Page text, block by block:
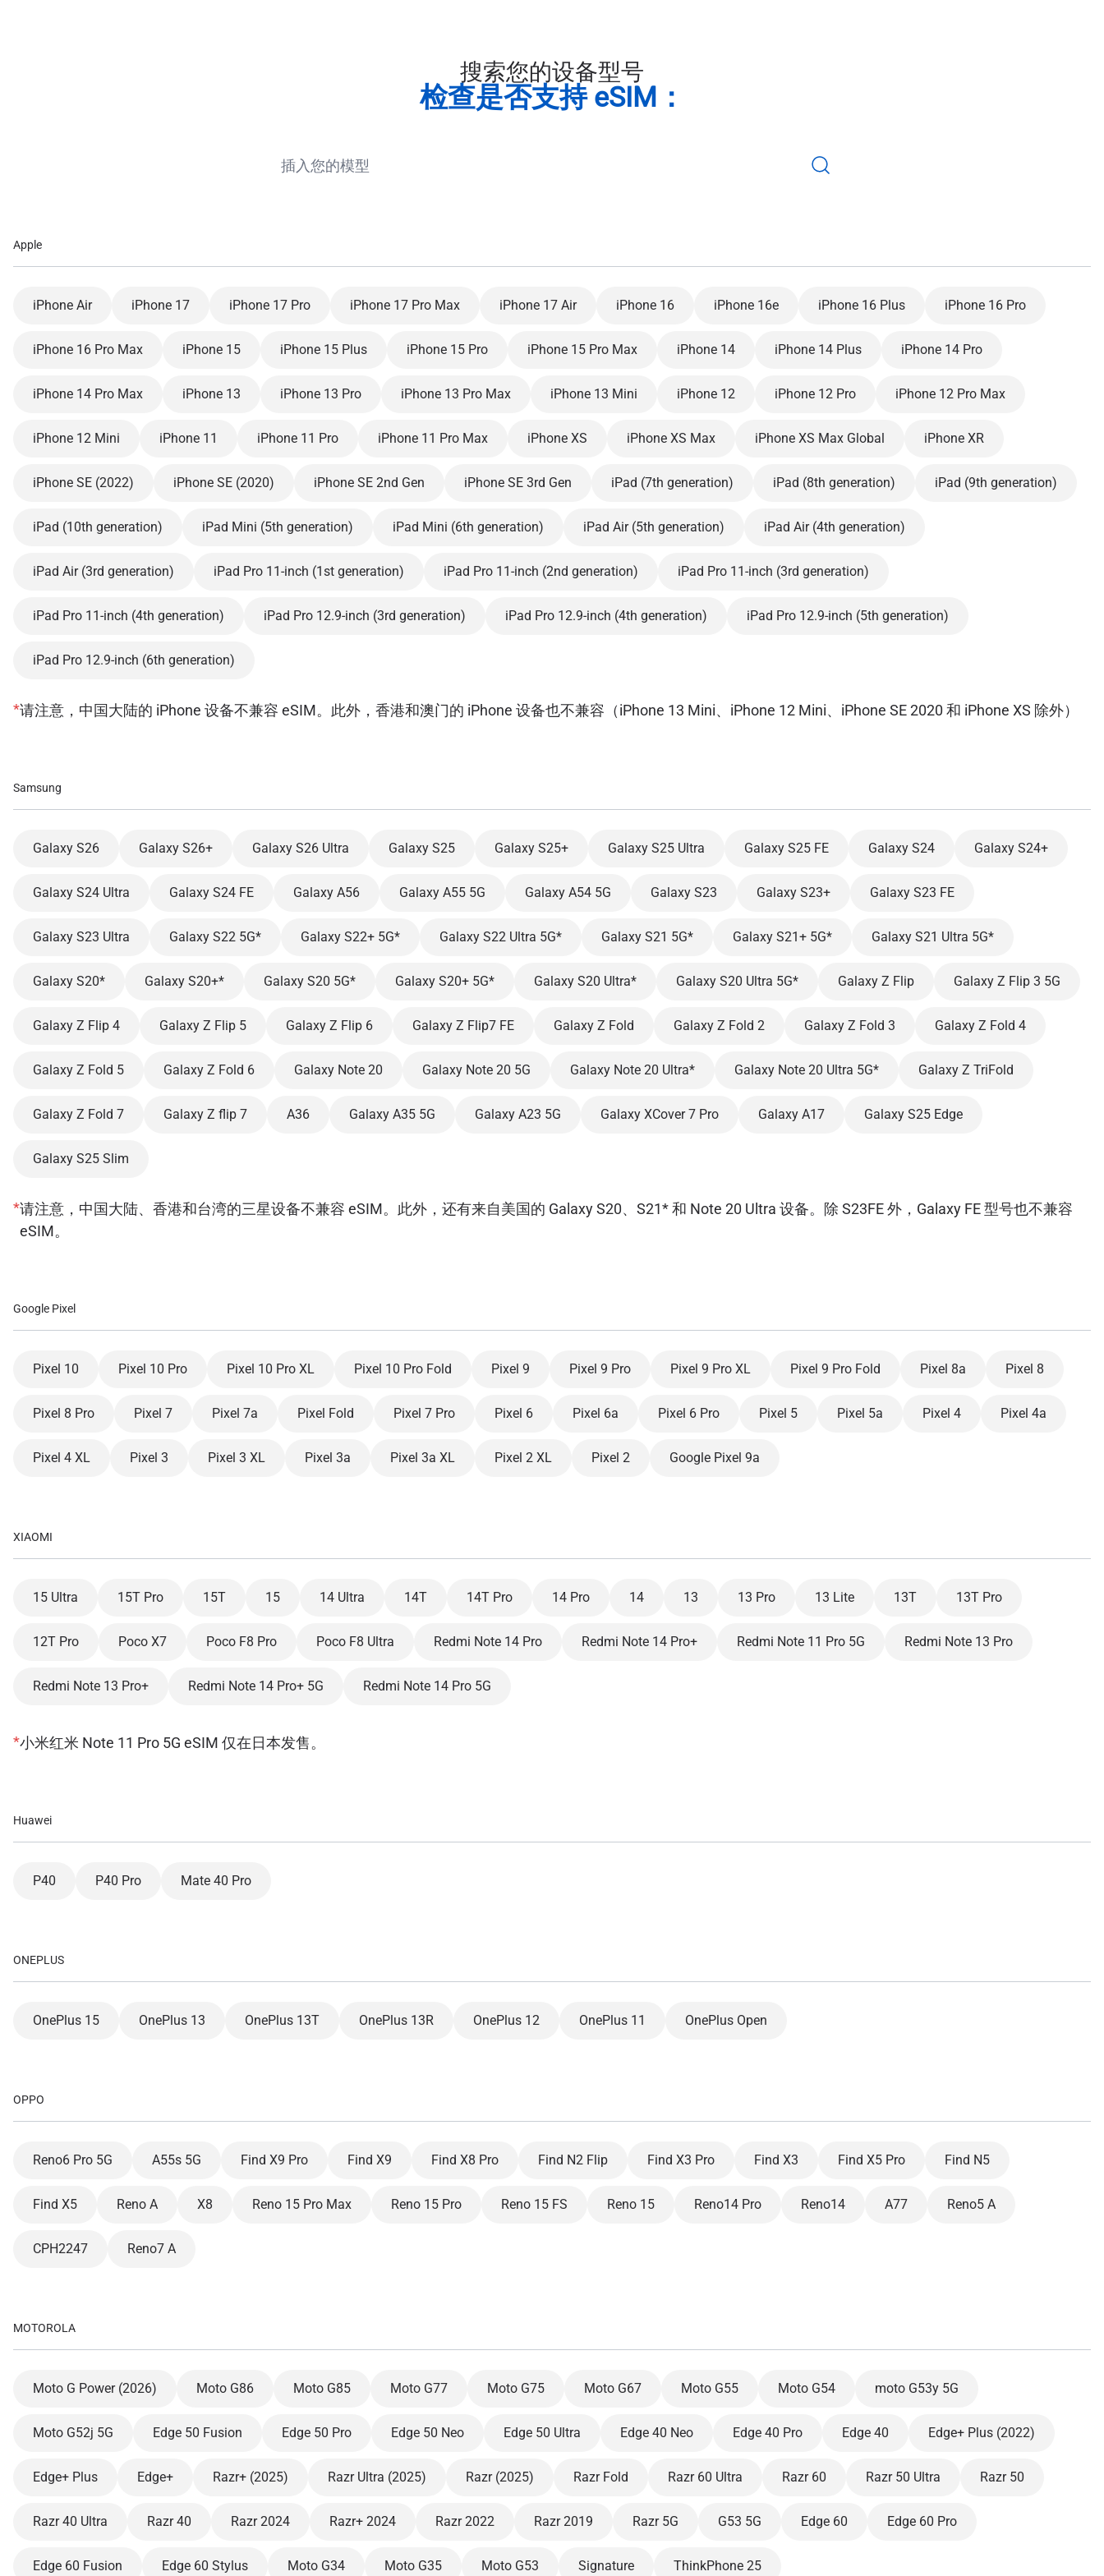
搜索您的设备型号
检查是否支持 eSIM：
Apple
iPhone Air iPhone 17 iPhone 17 Pro iPhone 17 Pro Max iPhone 17 Air iPhone 16 iPhone 16e iPhone 16 Plus iPhone 16 Pro
iPhone 16 Pro Max iPhone 15 iPhone 15 Plus iPhone 15 Pro iPhone 15 Pro Max iPhone 14 iPhone 14 Plus iPhone 14 Pro
iPhone 14 Pro Max iPhone 13 iPhone 13 Pro iPhone 13 Pro Max iPhone 13 Mini iPhone 12 iPhone 12 Pro iPhone 12 Pro Max
iPhone 12 Mini iPhone 11 iPhone 11 Pro iPhone 11 Pro Max iPhone XS iPhone XS Max iPhone XS Max Global iPhone XR
iPhone SE (2022) iPhone SE (2020) iPhone SE 2nd Gen iPhone SE 3rd Gen iPad (7th generation) iPad (8th generation) iPad (9th generation)
iPad (10th generation) iPad Mini (5th generation) iPad Mini (6th generation) iPad Air (5th generation) iPad Air (4th generation)
iPad Air (3rd generation) iPad Pro 11-inch (1st generation) iPad Pro 11-inch (2nd generation) iPad Pro 11-inch (3rd generation)
iPad Pro 11-inch (4th generation) iPad Pro 12.9-inch (3rd generation) iPad Pro 12.9-inch (4th generation) iPad Pro 12.9-inch (5th generation)
iPad Pro 12.9-inch (6th generation)
*请注意，中国大陆的 iPhone 设备不兼容 eSIM。此外，香港和澳门的 iPhone 设备也不兼容（iPhone 13 Mini、iPhone 12 Mini、iPhone SE 2020 和 iPhone XS 除外）
Samsung
Galaxy S26 Galaxy S26+ Galaxy S26 Ultra Galaxy S25 Galaxy S25+ Galaxy S25 Ultra Galaxy S25 FE Galaxy S24 Galaxy S24+
Galaxy S24 Ultra Galaxy S24 FE Galaxy A56 Galaxy A55 5G Galaxy A54 5G Galaxy S23 Galaxy S23+ Galaxy S23 FE
Galaxy S23 Ultra Galaxy S22 5G* Galaxy S22+ 5G* Galaxy S22 Ultra 5G* Galaxy S21 5G* Galaxy S21+ 5G* Galaxy S21 Ultra 5G*
Galaxy S20* Galaxy S20+* Galaxy S20 5G* Galaxy S20+ 5G* Galaxy S20 Ultra* Galaxy S20 Ultra 5G* Galaxy Z Flip Galaxy Z Flip 3 5G
Galaxy Z Flip 4 Galaxy Z Flip 5 Galaxy Z Flip 6 Galaxy Z Flip7 FE Galaxy Z Fold Galaxy Z Fold 2 Galaxy Z Fold 3 Galaxy Z Fold 4
Galaxy Z Fold 5 Galaxy Z Fold 6 Galaxy Note 20 Galaxy Note 20 5G Galaxy Note 20 Ultra* Galaxy Note 20 Ultra 5G* Galaxy Z TriFold
Galaxy Z Fold 7 Galaxy Z flip 7 A36 Galaxy A35 5G Galaxy A23 5G Galaxy XCover 7 Pro Galaxy A17 Galaxy S25 Edge
Galaxy S25 Slim
*请注意，中国大陆、香港和台湾的三星设备不兼容 eSIM。此外，还有来自美国的 Galaxy S20、S21* 和 Note 20 Ultra 设备。除 S23FE 外，Galaxy FE 型号也不兼容
eSIM。
Google Pixel
Pixel 10 Pixel 10 Pro Pixel 10 Pro XL Pixel 10 Pro Fold Pixel 9 Pixel 9 Pro Pixel 9 Pro XL Pixel 9 Pro Fold Pixel 8a Pixel 8
Pixel 8 Pro Pixel 7 Pixel 7a Pixel Fold Pixel 7 Pro Pixel 6 Pixel 6a Pixel 6 Pro Pixel 5 Pixel 5a Pixel 4 Pixel 4a
Pixel 4 XL Pixel 3 Pixel 3 XL Pixel 3a Pixel 3a XL Pixel 2 XL Pixel 2 Google Pixel 9a
XIAOMI
15 Ultra 15T Pro 15T 15 14 Ultra 14T 14T Pro 14 Pro 14 13 13 Pro 13 Lite 13T 13T Pro
12T Pro Poco X7 Poco F8 Pro Poco F8 Ultra Redmi Note 14 Pro Redmi Note 14 Pro+ Redmi Note 11 Pro 5G Redmi Note 13 Pro
Redmi Note 13 Pro+ Redmi Note 14 Pro+ 5G Redmi Note 14 Pro 5G
*小米红米 Note 11 Pro 5G eSIM 仅在日本发售。
Huawei
P40 P40 Pro Mate 40 Pro
ONEPLUS
OnePlus 15 OnePlus 13 OnePlus 13T OnePlus 13R OnePlus 12 OnePlus 11 OnePlus Open
OPPO
Reno6 Pro 5G A55s 5G Find X9 Pro Find X9 Find X8 Pro Find N2 Flip Find X3 Pro Find X3 Find X5 Pro Find N5
Find X5 Reno A X8 Reno 15 Pro Max Reno 15 Pro Reno 15 FS Reno 15 Reno14 Pro Reno14 A77 Reno5 A
CPH2247 Reno7 A
MOTOROLA
Moto G Power (2026) Moto G86 Moto G85 Moto G77 Moto G75 Moto G67 Moto G55 Moto G54 moto G53y 5G
Moto G52j 5G Edge 50 Fusion Edge 50 Pro Edge 50 Neo Edge 50 Ultra Edge 40 Neo Edge 40 Pro Edge 40 Edge+ Plus (2022)
Edge+ Plus Edge+ Razr+ (2025) Razr Ultra (2025) Razr (2025) Razr Fold Razr 60 Ultra Razr 60 Razr 50 Ultra Razr 50
Razr 40 Ultra Razr 40 Razr 2024 Razr+ 2024 Razr 2022 Razr 2019 Razr 5G G53 5G Edge 60 Edge 60 Pro
Edge 60 Fusion Edge 60 Stylus Moto G34 Moto G35 Moto G53 Signature ThinkPhone 25
How do I get my eSim?
繁體中文 עברית
Polski Português
српски Türkçe
USD - 美元 KRW - 南非兰特 (R)
AED - 阿联酋迪拉姆 ILS - 以色列新谢克尔
电子邮件